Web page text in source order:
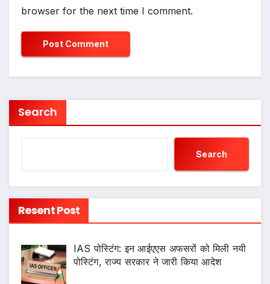
browser for the next time I comment.
Search
Search
Resent Post
IAS पोस्टिंग: इन आईएएस अफसरों को मिली नयी
पोस्टिंग, राज्य सरकार ने जारी किया आदेश